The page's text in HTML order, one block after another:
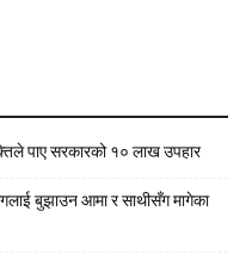
पाए सरकारको १० लाख उपहार
बुझाउन आमा र साथीसँग मागेका